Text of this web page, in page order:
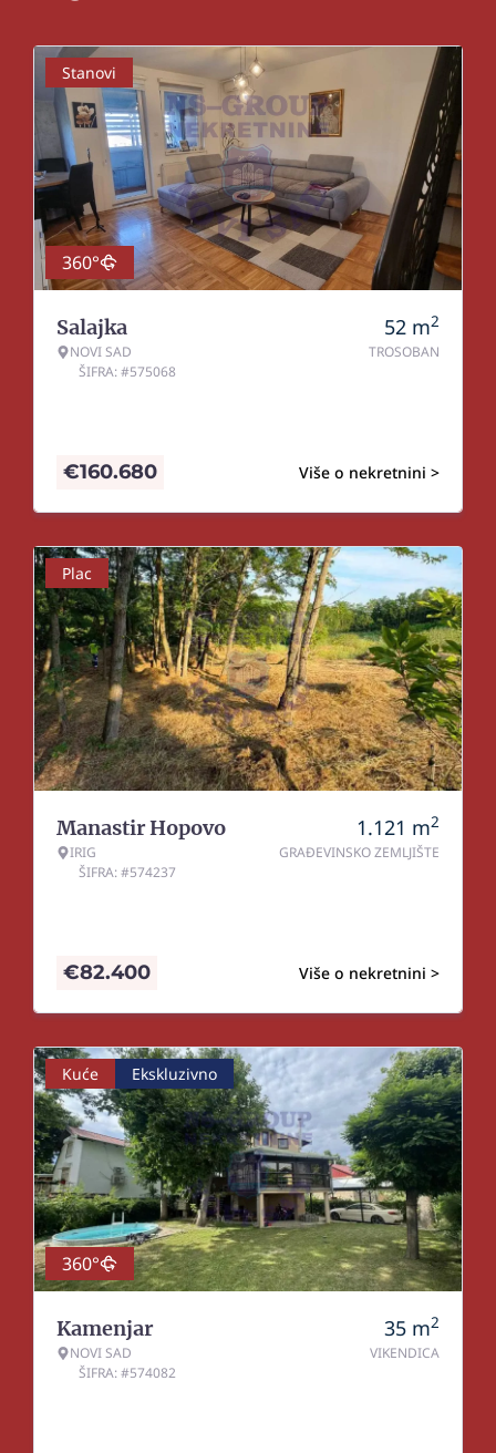
Stanovi
360°
Salajka
NOVI SAD
ŠIFRA: #575068
52 m2
TROSOBAN
Više o nekretnini >
€160.680
Plac
Manastir Hopovo
IRIG
ŠIFRA: #574237
1.121 m2
GRAĐEVINSKO ZEMLJIŠTE
Više o nekretnini >
€82.400
Kuće Ekskluzivno
360°
Kamenjar
NOVI SAD
ŠIFRA: #574082
35 m2
VIKENDICA